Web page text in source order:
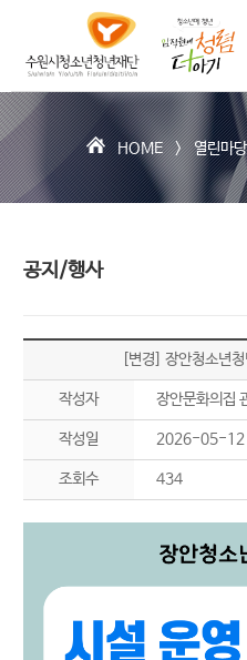
본문내용
시
청
소
년
청
년
재
단
HOME >열린마당
공지/행사
[변경] 장안청소년
작성자 장안문화의집
작성일 2026-05-12
조회수 434